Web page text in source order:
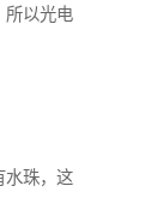
所以光电
水珠，这